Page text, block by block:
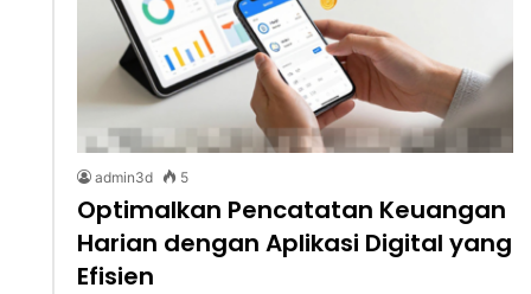
admin3d 5
Optimalkan Pencatatan Keuangan
Harian dengan Aplikasi Digital yang
Efisien